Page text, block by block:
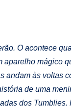
O acontece
mágico
andam às voltas
de uma
dos Tumblies.